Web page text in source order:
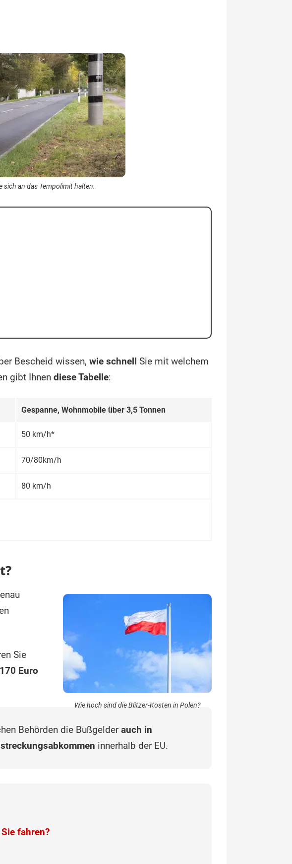
sich an das Tempolimit halten.
Bescheid wissen, wie schnell Sie mit welchem
gibt Ihnen diese Tabelle:
Ge­spanne, Wohn­mobile über 3,5 Ton­nen
50 km/h*
70/80km/h
80 km/h
Wie hoch sind die Blitzer-Kosten in Polen?
Sie
Euro
Behörden die Bußgelderauch in
innerhalb der EU.
fahren?